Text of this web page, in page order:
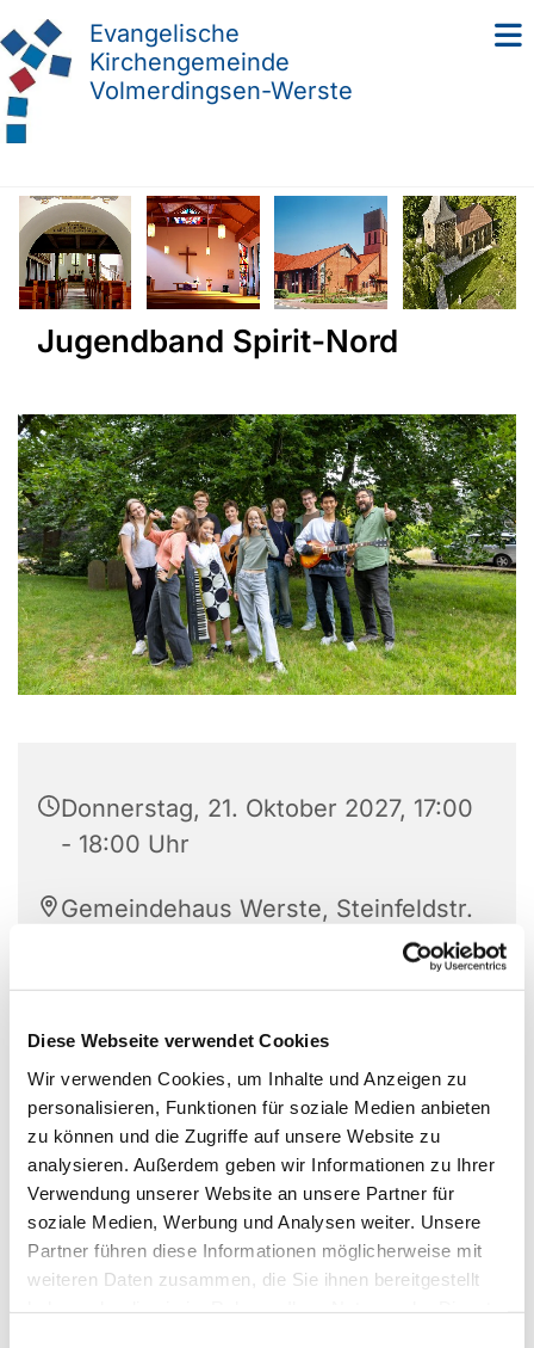
Diese Webseite verwendet Cookies
Wir verwenden Cookies, um Inhalte und Anzeigen zu
personalisieren, Funktionen für soziale Medien anbieten
zu können und die Zugriffe auf unsere Website zu
analysieren. Außerdem geben wir Informationen zu Ihrer
Verwendung unserer Website an unsere Partner für
soziale Medien, Werbung und Analysen weiter. Unsere
Partner führen diese Informationen möglicherweise mit
weiteren Daten zusammen, die Sie ihnen bereitgestellt
Evangelische
Kirchengemeinde
Volmerdingsen-Werste
Jugendband Spirit-Nord
Donnerstag, 21. Oktober 2027, 17:00
- 18:00 Uhr
Gemeindehaus Werste, Steinfeldstr.